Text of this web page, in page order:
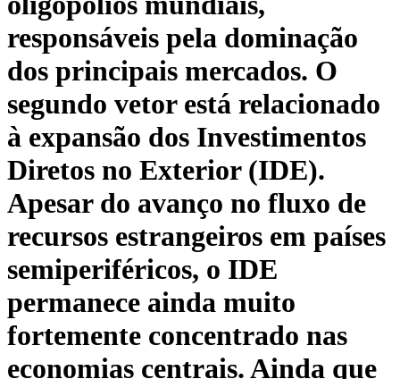
responsáveis pela dominação
dos principais mercados. O
segundo vetor está relacionado
à expansão dos Investimentos
Diretos no Exterior (IDE).
Apesar do avanço no fluxo de
recursos estrangeiros em países
semiperiféricos, o IDE
permanece ainda muito
fortemente concentrado nas
economias centrais. Ainda que